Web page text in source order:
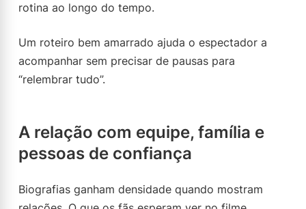
rotina ao longo do tempo.
Um roteiro bem amarrado ajuda o espectador a
acompanhar sem precisar de pausas para
“relembrar tudo”.
A relação com equipe, família e
pessoas de confiança
Biografias ganham densidade quando mostram